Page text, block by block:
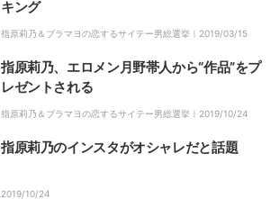
キング
指原莉乃＆ブラマヨの恋するサイテー男総選挙｜ 2019/03/15
指原莉乃、エロメン月野帯人から“作品”をプ
レゼントされる
指原莉乃＆ブラマヨの恋するサイテー男総選挙｜ 2019/10/24
指原莉乃のインスタがオシャレだと話題
2019/10/24